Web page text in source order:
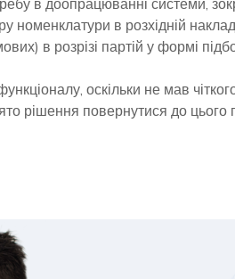
номенклатури в розхідній
в розрізі партій у формі
оскільки не мав
рішення повернутися до цього